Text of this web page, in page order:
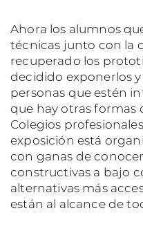
Ahora los alumnos
técnicas junto con la
recuperado los
decidido exponerlos
personas que estén
que hay otras formas
Colegios
exposición está
con ganas de
constructivas a bajo
alternativas más
están al alcance de